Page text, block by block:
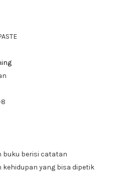
buku berisi catatan
yang bisa dipetik